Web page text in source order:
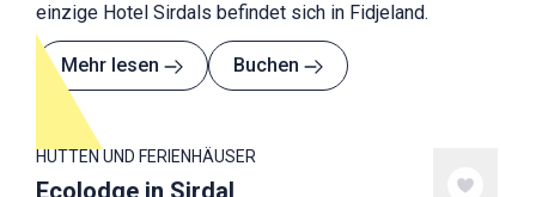
einzige Hotel Sirdals befindet sich in Fidjeland.
Mehr lesen Buchen
HÜTTEN UND FERIENHÄUSER
Ecolodge in Sirdal